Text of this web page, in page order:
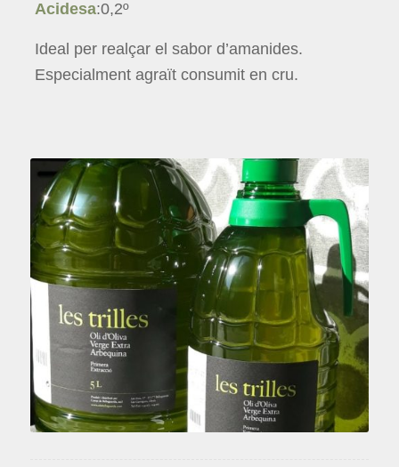
Acidesa:0,2º
Ideal per realçar el sabor d’amanides.
Especialment agraït consumit en cru.